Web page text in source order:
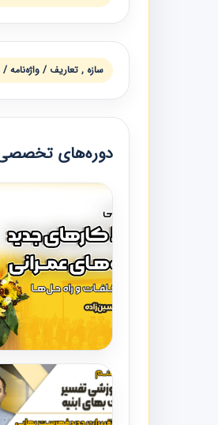
سازه , تعاريف / واژه‌نامه
دوره‌های تخصصی